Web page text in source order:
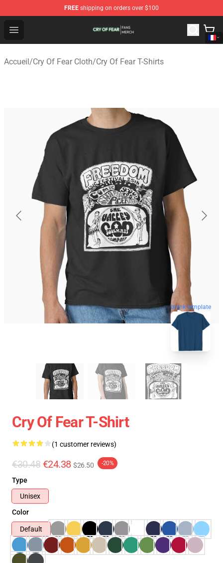
FREE shipping on orders over $100
Open menu
Cry Of Fear Shop - Official Cry Of Fear Merchandise Store
Accueil/Cry Of Fear Cloth/Cry Of Fear T-Shirts
blank template
Cry Of Fear T-Shirt
(1 customer reviews)
€30.48 €24.38 $26.50 -20%
Type
Unisex
Color
Default